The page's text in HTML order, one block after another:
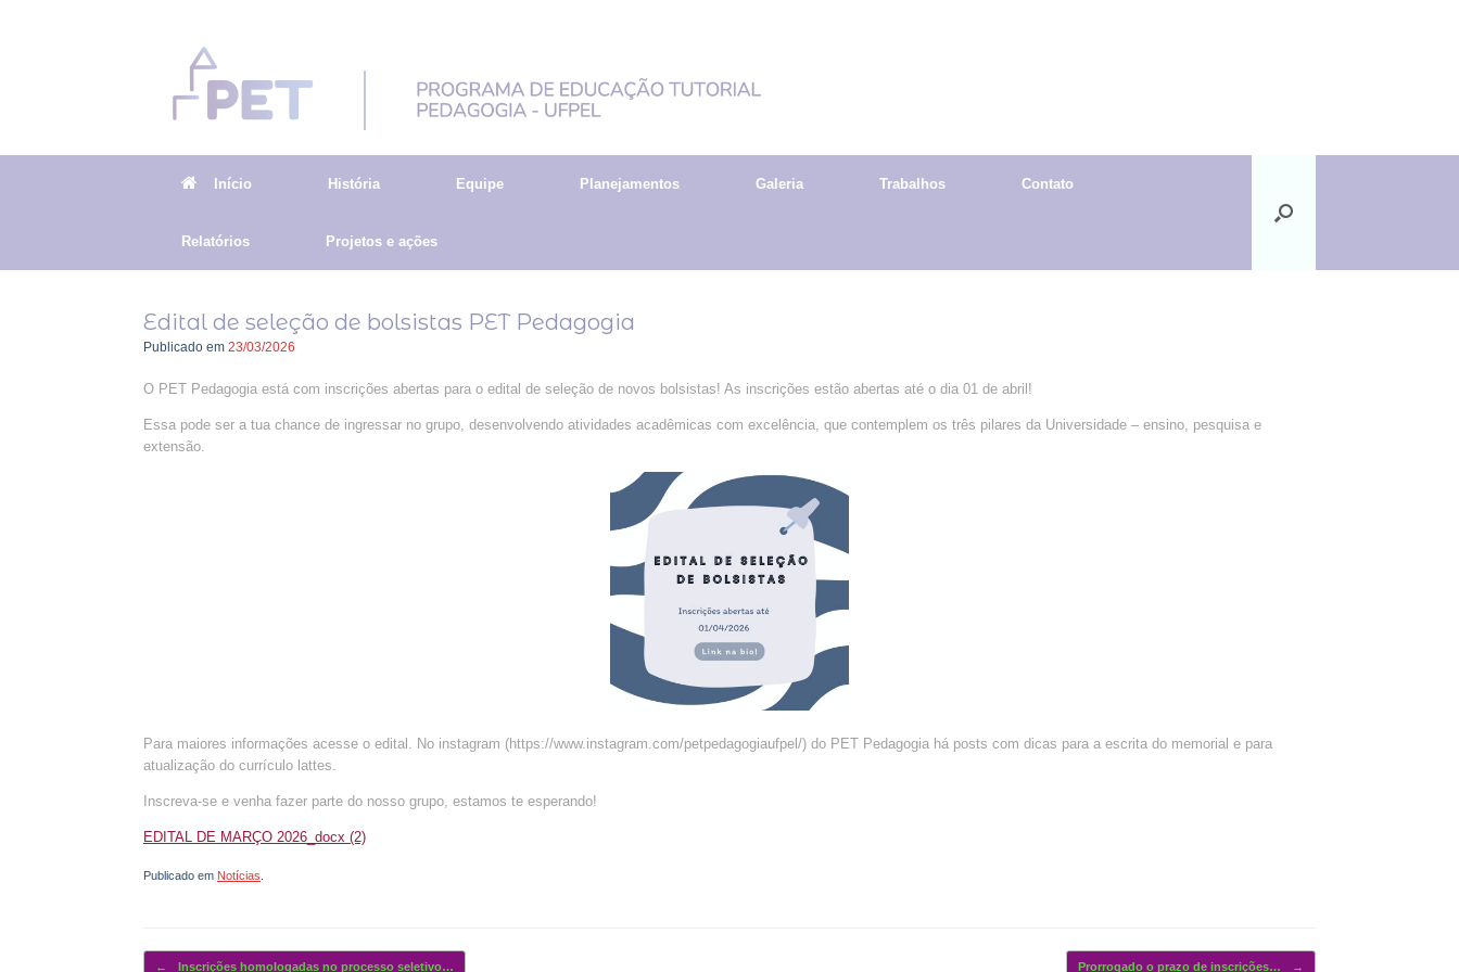
Início História Equipe Planejamentos Galeria Trabalhos Contato
Relatórios Projetos e ações
Edital de seleção de bolsistas PET Pedagogia
Publicado em 23/03/2026
O PET Pedagogia está com inscrições abertas para o edital de seleção de novos bolsistas! As inscrições estão abertas até o dia 01 de abril!
Essa pode ser a tua chance de ingressar no grupo, desenvolvendo atividades acadêmicas com excelência, que contemplem os três pilares da Universidade – ensino, pesquisa e
extensão.
Para maiores informações acesse o edital. No instagram (https://www.instagram.com/petpedagogiaufpel/) do PET Pedagogia há posts com dicas para a escrita do memorial e para
atualização do currículo lattes.
Inscreva-se e venha fazer parte do nosso grupo, estamos te esperando!
EDITAL DE MARÇO 2026_docx (2)
Publicado em Notícias
Navegação de posts
← Inscrições homologadas no processo seletivo… Prorrogado o prazo de inscrições… →